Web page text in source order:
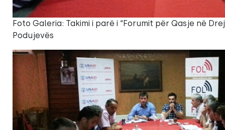
Foto Galeria: Takimi i parë i “Forumit për Qasje në
Podujevës